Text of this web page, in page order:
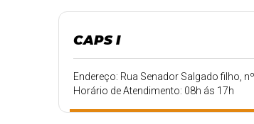
CAPS I
Endereço: Rua Senador Salgado filho,
Horário de Atendimento: 08h ás 17h